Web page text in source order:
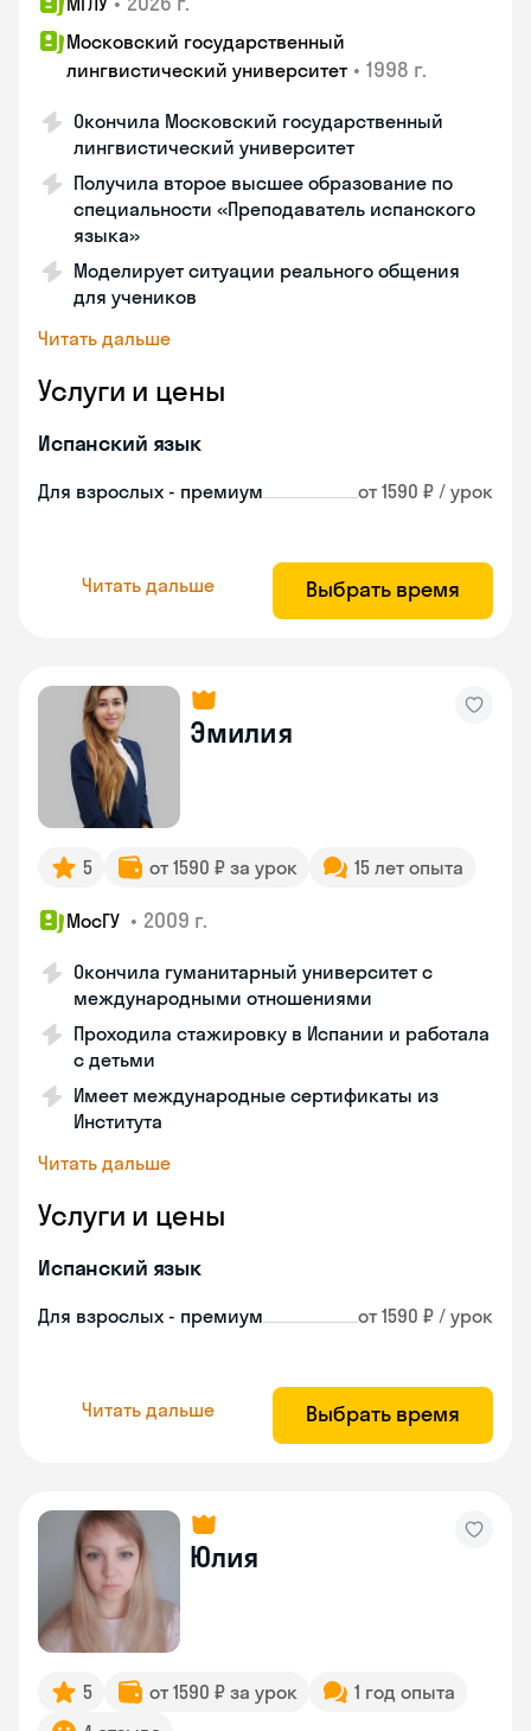
Московский государственный
лингвистический университет • 1998 г.
Окончила Московский государственный
лингвистический университет
Получила второе высшее образование по
специальности «Преподаватель испанского
языка»
Моделирует ситуации реального общения
для учеников
Читать дальше
Услуги и цены
Испанский язык
Для взрослых - премиум от 1590 ₽ / урок
Читать дальше Выбрать время
Эмилия
5 от 1590 ₽ за урок 15 лет опыта
МосГУ • 2009 г.
Окончила гуманитарный университет с
международными отношениями
Проходила стажировку в Испании и работала
с детьми
Имеет международные сертификаты из
Института
Читать дальше
Услуги и цены
Испанский язык
Для взрослых - премиум от 1590 ₽ / урок
Читать дальше Выбрать время
Юлия
5 от 1590 ₽ за урок
1 год опыта